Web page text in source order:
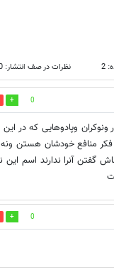
2 نظرات در صف انتشار: 0
0
وپادوهایی که در
منافع خودشان هستن
آنرا ندارند اسم این
0